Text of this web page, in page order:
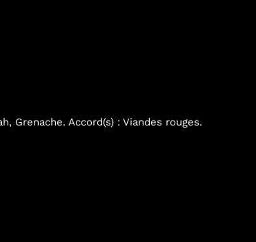
Grenache. Accord(s) : Viandes rouges.